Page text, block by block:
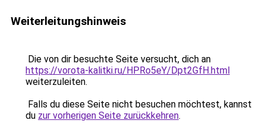
Weiterleitungshinweis
Die von dir besuchte Seite versucht, dich an
https://vorota-kalitki.ru/HPRo5eY/Dpt2GfH.html
weiterzuleiten.
Falls du diese Seite nicht besuchen möchtest, kannst
du zur vorherigen Seite zurückkehren.